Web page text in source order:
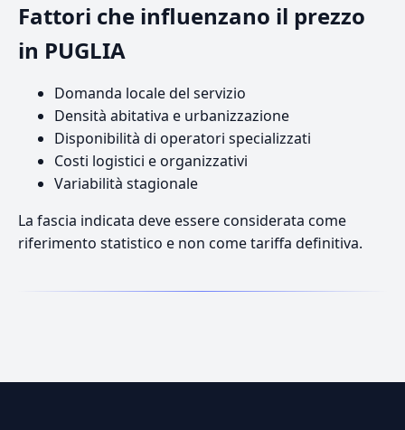
Fattori che influenzano il prezzo
in PUGLIA
Domanda locale del servizio
Densità abitativa e urbanizzazione
Disponibilità di operatori specializzati
Costi logistici e organizzativi
Variabilità stagionale
La fascia indicata deve essere considerata come
riferimento statistico e non come tariffa definitiva.